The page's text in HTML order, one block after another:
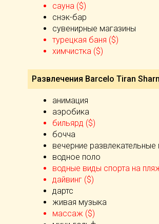
сауна ($)
снэк-бар
сувенирные магазины
турецкая баня ($)
химчистка ($)
Развлечения Barcelo Tiran
анимация
аэробика
бильярд ($)
бочча
вечерние
водное поло
водные виды спорта на
дайвинг ($)
дартс
живая музыка
массаж ($)